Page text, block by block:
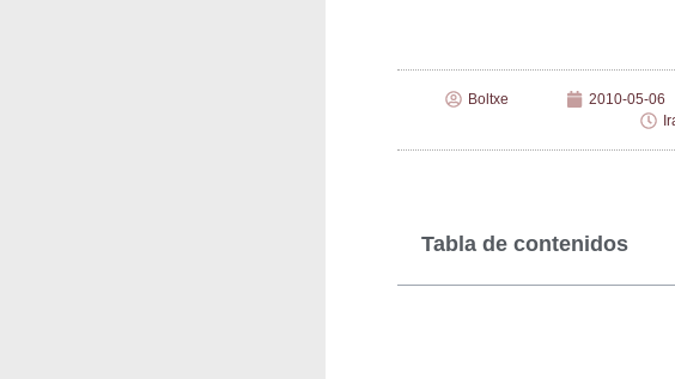
Boltxe 2010-05-06
Tabla de contenidos